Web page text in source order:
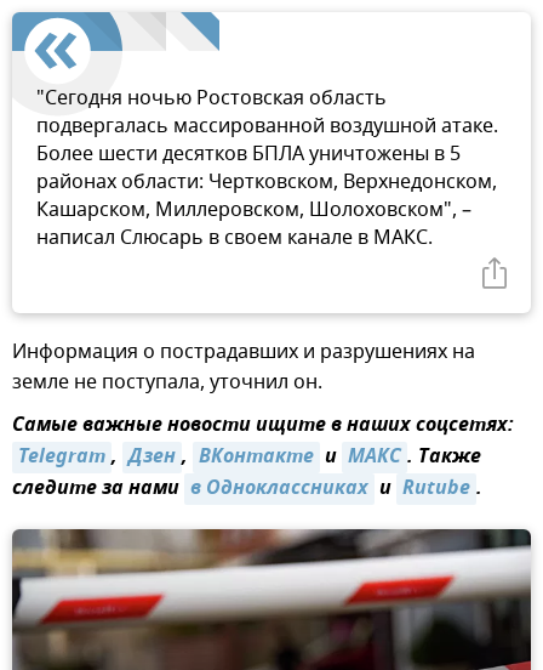
"Сегодня ночью Ростовская область
подвергалась массированной воздушной атаке.
Более шести десятков БПЛА уничтожены в 5
районах области: Чертковском, Верхнедонском,
Кашарском, Миллеровском, Шолоховском", –
написал Слюсарь в своем канале в МАКС.
Информация о пострадавших и разрушениях на
земле не поступала, уточнил он.
Самые важные новости ищите в наших соцсетях:
Telegram, Дзен, ВКонтакте и МАКС. Также
следите за нами в Одноклассниках и Rutube.